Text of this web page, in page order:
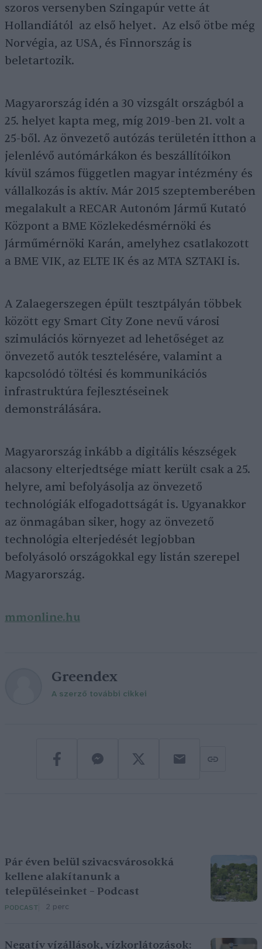
szoros versenyben Szingapúr vette át
Hollandiától az első helyet. Az első ötbe még
Norvégia, az USA, és Finnország is
beletartozik.
Magyarország idén a 30 vizsgált országból a
25. helyet kapta meg, míg 2019-ben 21. volt a
25-ből. Az önvezető autózás területén itthon a
jelenlévő autómárkákon és beszállítóikon
kívül számos független magyar intézmény és
vállalkozás is aktív. Már 2015 szeptemberében
megalakult a RECAR Autonóm Jármű Kutató
Központ a BME Közlekedésmérnöki és
Járműmérnöki Karán, amelyhez csatlakozott
a BME VIK, az ELTE IK és az MTA SZTAKI is.
A Zalaegerszegen épült tesztpályán többek
között egy Smart City Zone nevű városi
szimulációs környezet ad lehetőséget az
önvezető autók tesztelésére, valamint a
kapcsolódó töltési és kommunikációs
infrastruktúra fejlesztéseinek
demonstrálására.
Magyarország inkább a digitális készségek
alacsony elterjedtsége miatt került csak a 25.
helyre, ami befolyásolja az önvezető
technológiák elfogadottságát is. Ugyanakkor
az önmagában siker, hogy az önvezető
technológia elterjedését legjobban
befolyásoló országokkal egy listán szerepel
Magyarország.
mmonline.hu
Greendex
A szerző további cikkei
Pár éven belül szivacsvárosokká
kellene alakítanunk a
településeinket – Podcast
PODCAST 2 perc
Negatív vízállások, vízkorlátozások: